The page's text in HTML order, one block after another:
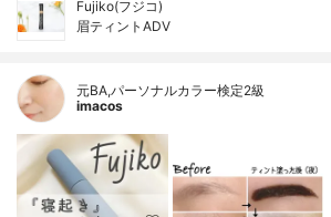
Fujiko(フジコ)
眉ティントADV
元BA,パーソナルカラー検定2級
imacos